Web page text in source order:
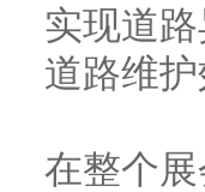
实现道
道路维
在整个